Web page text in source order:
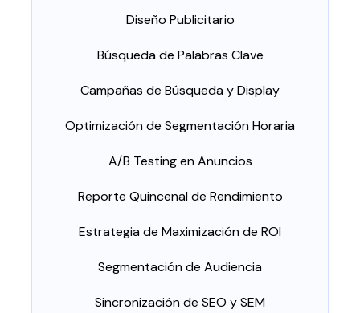
Diseño Publicitario
Búsqueda de Palabras Clave
Campañas de Búsqueda y Display
Optimización de Segmentación Horaria
A/B Testing en Anuncios
Reporte Quincenal de Rendimiento
Estrategia de Maximización de ROI
Segmentación de Audiencia
Sincronización de SEO y SEM